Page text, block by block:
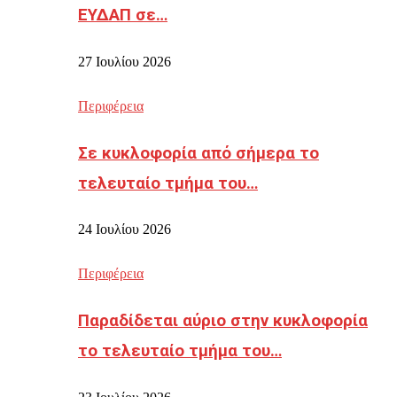
ΕΥΔΑΠ σε…
27 Ιουλίου 2026
Περιφέρεια
Σε κυκλοφορία από σήμερα το
τελευταίο τμήμα του…
24 Ιουλίου 2026
Περιφέρεια
Παραδίδεται αύριο στην κυκλοφορία
το τελευταίο τμήμα του…